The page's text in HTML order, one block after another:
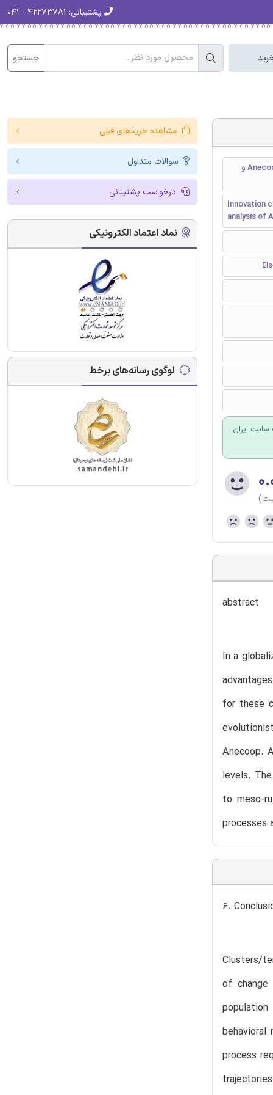
پشتیبانی:
جستجو
سیستم های تعاونی نوآوری و تغییر ساختار: تجزیه و تحلیل تکاملی موارد Anecoop و
Innovation
analysis of
ایران
abstract
In a
for these
Anecoop.
levels.
to meso-
processes
6.
Clusters/
of change
population
process
مشاهده خریدهای قبلی
سوالات متداول
درخواست پشتیبانی
نماد اعتماد الکترونیکی
لوگوی رسانه‌های برخط